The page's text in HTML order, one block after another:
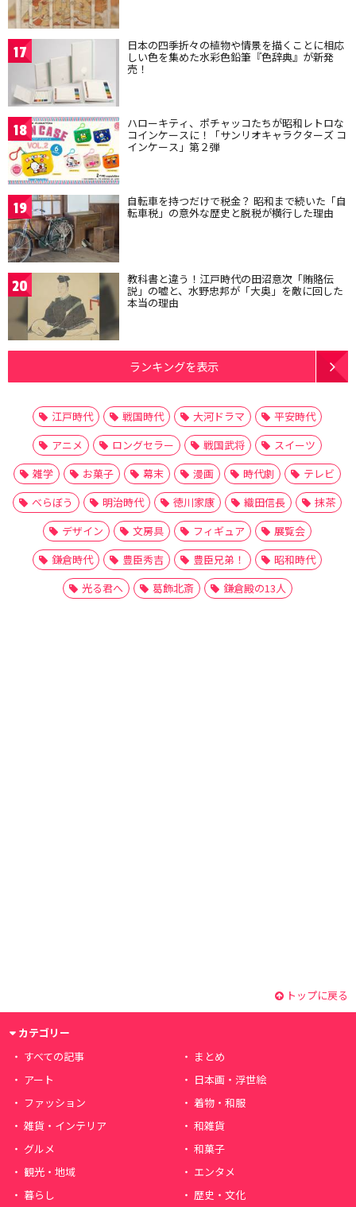
17 日本の四季折々の植物や情景を描くことに相応
しい色を集めた水彩色鉛筆『色辞典』が新発
売！
18 ハローキティ、ポチャッコたちが昭和レトロな
コインケースに！「サンリオキャラクターズ コ
インケース」第２弾
19 自転車を持つだけで税金？ 昭和まで続いた「自
転車税」の意外な歴史と脱税が横行した理由
20 教科書と違う！江戸時代の田沼意次「賄賂伝
説」の嘘と、水野忠邦が「大奥」を敵に回した
本当の理由
ランキングを表示
江戸時代 戦国時代 大河ドラマ
平安時代
アニメ
ロングセラー 戦国武将
スイーツ
雑学
お菓子 幕末 漫画 時代劇
テレビ
べらぼう
明治時代 徳川家康 織田信長
抹茶
デザイン
文房具 フィギュア
展覧会
鎌倉時代
豊臣秀吉 豊臣兄弟！
昭和時代
光る君へ
葛飾北斎 鎌倉殿の13人
トップに戻る
カテゴリー
すべての記事
まとめ
アート
日本画・浮世絵
ファッション
着物・和服
雑貨・インテリア
和雑貨
グルメ
和菓子
観光・地域
エンタメ
暮らし
歴史・文化